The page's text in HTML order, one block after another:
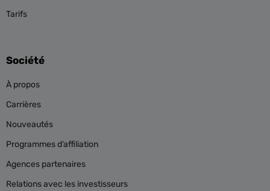
Tarifs
Société
À propos
Carrières
Nouveautés
Programmes d’affiliation
Agences partenaires
Relations avec les investisseurs